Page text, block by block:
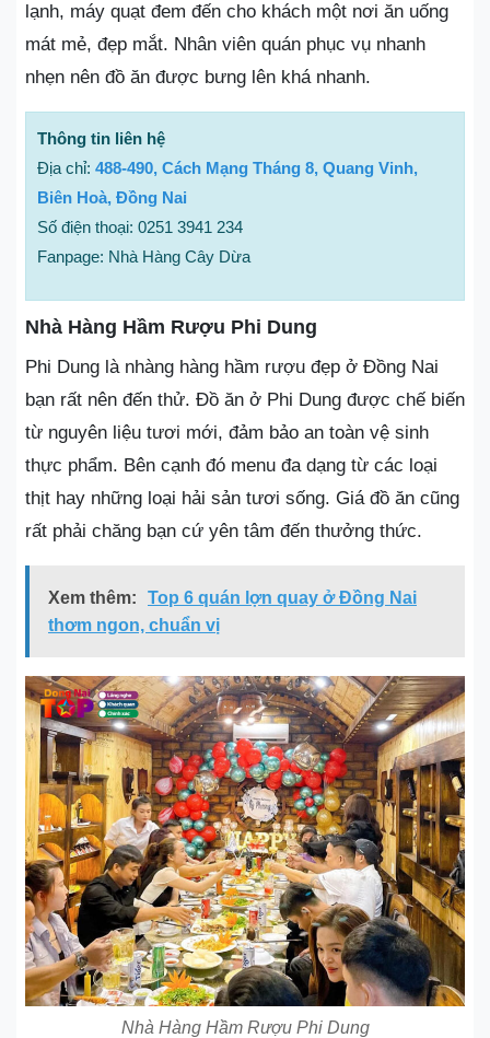
lạnh, máy quạt đem đến cho khách một nơi ăn uống
mát mẻ, đẹp mắt. Nhân viên quán phục vụ nhanh
nhẹn nên đồ ăn được bưng lên khá nhanh.
Thông tin liên hệ
Địa chỉ: 488-490, Cách Mạng Tháng 8, Quang Vinh,
Biên Hoà, Đồng Nai
Số điện thoại: 0251 3941 234
Fanpage: Nhà Hàng Cây Dừa
Nhà Hàng Hầm Rượu Phi Dung
Phi Dung là nhàng hàng hầm rượu đẹp ở Đồng Nai
bạn rất nên đến thử. Đồ ăn ở Phi Dung được chế biến
từ nguyên liệu tươi mới, đảm bảo an toàn vệ sinh
thực phẩm. Bên cạnh đó menu đa dạng từ các loại
thịt hay những loại hải sản tươi sống. Giá đồ ăn cũng
rất phải chăng bạn cứ yên tâm đến thưởng thức.
Xem thêm:
Top 6 quán lợn quay ở Đồng Nai
thơm ngon, chuẩn vị
Nhà Hàng Hầm Rượu Phi Dung